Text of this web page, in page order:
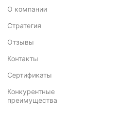
О компании
Стратегия
Отзывы
Контакты
Сертификаты
Конкурентные
преимущества